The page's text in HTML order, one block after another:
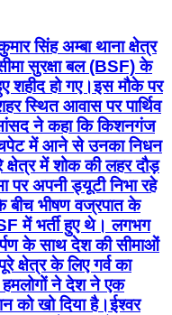
सिंह अम्बा थाना क्षेत्र
सुरक्षा बल (BSF) के
शहीद हो गए।इस मौके पर
स्थित आवास पर पार्थिव
सांसद ने कहा कि किशनगंज
चपेट में आने से उनका निधन
क्षेत्र में शोक की लहर दौड़
अपनी ड्यूटी निभा रहे
बीच भीषण वज्रपात के
में भर्ती हुए थे। लगभग
के साथ देश की सीमाओं
क्षेत्र के लिए गर्व का
ने देश ने एक
को खो दिया है।ईश्वर